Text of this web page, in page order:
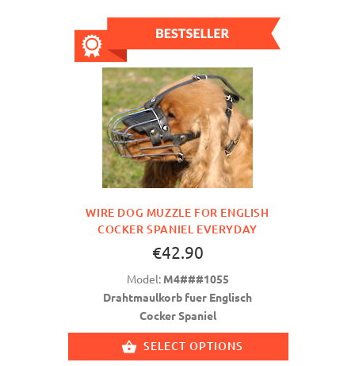
WIRE DOG MUZZLE FOR ENGLISH
COCKER SPANIEL EVERYDAY
€42.90
Model: M4###1055
Drahtmaulkorb fuer Englisch
Cocker Spaniel
SELECT OPTIONS